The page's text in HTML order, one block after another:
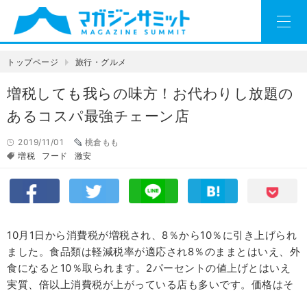
トップページ 旅行・グルメ
増税しても我らの味方！お代わりし放題の
あるコスパ最強チェーン店
2019/11/01
桃倉もも
増税
フード 激安
10月1日から消費税が増税され、8％から10％に引き上げられ
ました。食品類は軽減税率が適応され8％のままとはいえ、外
食になると10％取られます。2パーセントの値上げとはいえ
実質、倍以上消費税が上がっている店も多いです。価格はそ